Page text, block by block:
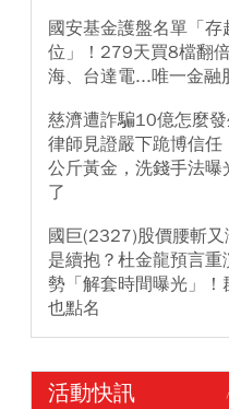
國安基金護盤名單「存
位」！279天買8檔翻
海、台達電...唯一金融
慈濟遭詐騙10億怎麼
律師見證嚴下跪博信
公斤黃金，洗錢手法
了
國巨(2327)股價腰斬
是續抱？杜金龍預言重
勢「解套時間曝光」！
也點名
活動快訊